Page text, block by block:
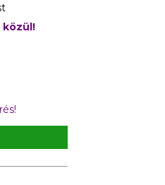
közül!